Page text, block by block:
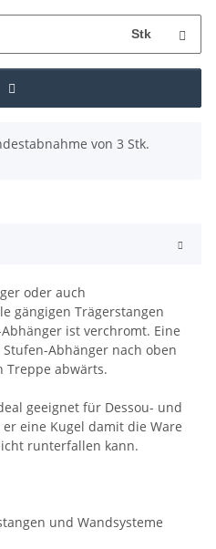
Stk
von 3 Stk.
oder auch
gängigen Trägerstangen
ist verchromt. Eine
Abhänger nach oben
abwärts.
geeignet für Dessou- und
eine Kugel damit die Ware
runterfallen kann.
und Wandsysteme